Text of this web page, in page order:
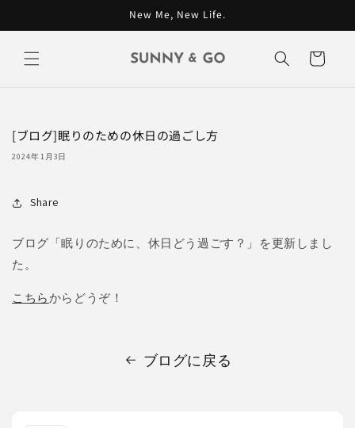
New Me, New Life.
ー
[ブログ]眠りのための休日の過ごし方
2024年1月3日
Share
ブログ「眠りのために、休日どう過ごす？」を更新しまし
た。
こちらからどうぞ！
ブログに戻る